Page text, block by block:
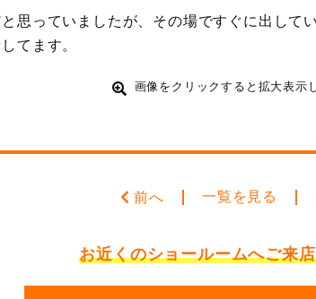
思っていましたが、その場ですぐに出して
てます。
画像をクリックすると拡大表示
前へ 一覧を見る
お近くのショールームへご来